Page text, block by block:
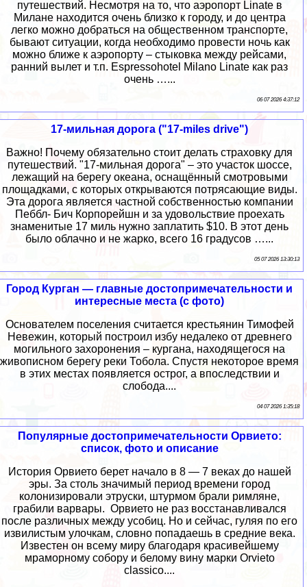
путешествий. Несмотря на то, что аэропорт Linate в
Милане находится очень близко к городу, и до центра
легко можно добраться на общественном транспорте,
бывают ситуации, когда необходимо провести ночь как
можно ближе к аэропорту – стыковка между рейсами,
ранний вылет и т.п. Espressohotel Milano Linate как раз
очень …...
06 07 2026 4:37:12
17-мильная дорога ("17-miles drive")
Важно! Почему обязательно стоит делать страховку для
путешествий. "17-мильная дорога" – это участок шоссе,
лежащий на берегу океана, оснащённый смотровыми
площадками, с которых открываются потрясающие виды.
Эта дорога является частной собственностью компании
Пеббл- Бич Корпорейшн и за удовольствие проехать
знаменитые 17 миль нужно заплатить $10. В этот день
было облачно и не жарко, всего 16 градусов …...
05 07 2026 13:30:13
Город Курган — главные достопримечательности и
интересные места (с фото)
Основателем поселения считается крестьянин Тимофей
Невежин, который построил избу недалеко от древнего
могильного захоронения – кургана, находящегося на
живописном берегу реки Тобола. Спустя некоторое время
в этих местах появляется острог, а впоследствии и
слобода....
04 07 2026 1:35:18
Популярные достопримечательности Орвието:
список, фото и описание
История Орвието берет начало в 8 — 7 веках до нашей
эры. За столь значимый период времени город
колонизировали этруски, штурмом брали римляне,
грабили варвары. Орвието не раз восстанавливался
после различных между усобиц. Но и сейчас, гуляя по его
извилистым улочкам, словно попадаешь в средние века.
Известен он всему миру благодаря красивейшему
мраморному собору и белому вину марки Orvieto
classico....